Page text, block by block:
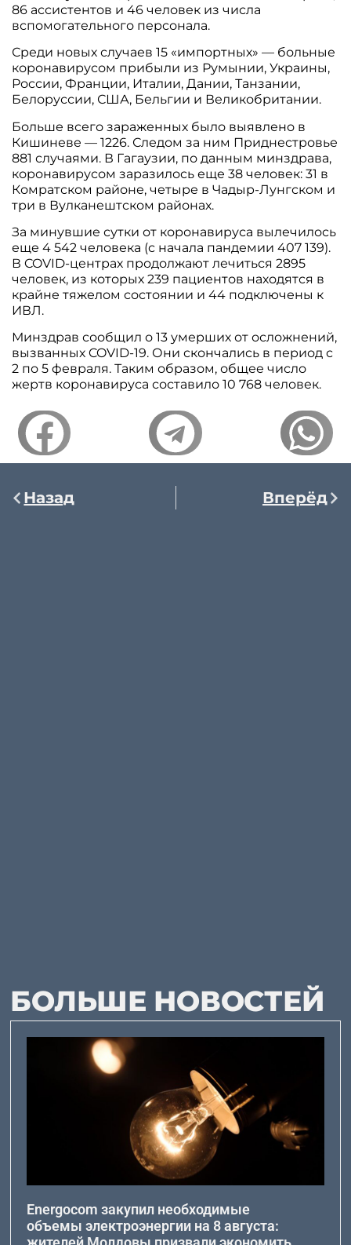
86 ассистентов и 46 человек из числа
вспомогательного персонала.
Среди новых случаев 15 «импортных» — больные
коронавирусом прибыли из Румынии, Украины,
России, Франции, Италии, Дании, Танзании,
Белоруссии, США, Бельгии и Великобритании.
Больше всего зараженных было выявлено в
Кишиневе — 1226. Следом за ним Приднестровье
881 случаями. В Гагаузии, по данным минздрава,
коронавирусом заразилось еще 38 человек: 31 в
Комратском районе, четыре в Чадыр-Лунгском и
три в Вулканештском районах.
За минувшие сутки от коронавируса вылечилось
еще 4 542 человека (с начала пандемии 407 139).
В COVID-центрах продолжают лечиться 2895
человек, из которых 239 пациентов находятся в
крайне тяжелом состоянии и 44 подключены к
ИВЛ.
Минздрав сообщил о 13 умерших от осложнений,
вызванных COVID-19. Они скончались в период с
2 по 5 февраля. Таким образом, общее число
жертв коронавируса составило 10 768 человек.
Назад Вперёд
БОЛЬШЕ НОВОСТЕЙ
Energocom закупил необходимые
объемы электроэнергии на 8 августа: